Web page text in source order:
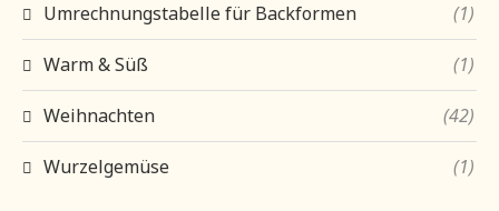
Umrechnungstabelle für Backformen (1)
Warm & Süß (1)
Weihnachten (42)
Wurzelgemüse (1)